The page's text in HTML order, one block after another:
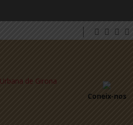
Coneix-nos